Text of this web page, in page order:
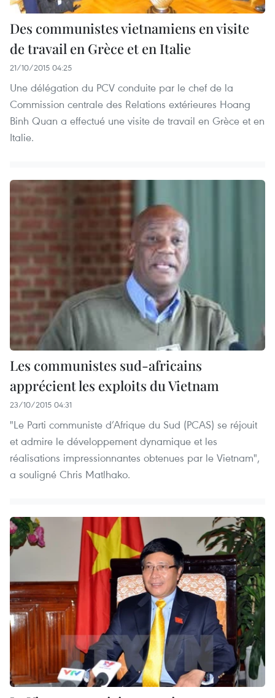
Des communistes vietnamiens en visite
de travail en Grèce et en Italie
21/10/2015 04:25
Une délégation du PCV conduite par le chef de la
Commission centrale des Relations extérieures Hoang
Binh Quan a effectué une visite de travail en Grèce et en
Italie.
Les communistes sud-africains
apprécient les exploits du Vietnam
23/10/2015 04:31
"Le Parti communiste d’Afrique du Sud (PCAS) se réjouit
et admire le développement dynamique et les
réalisations impressionnantes obtenues par le Vietnam",
a souligné Chris Matlhako.